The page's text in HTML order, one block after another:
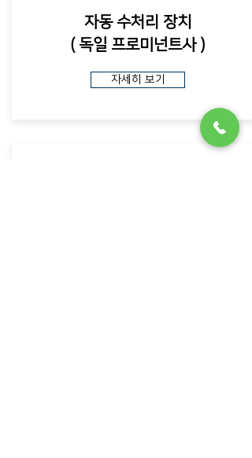
자동 수처리 장치
​( 독일 프로미넌트사 )
자세히 보기